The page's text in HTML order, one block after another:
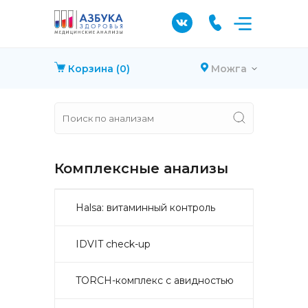
Корзина (0) Можга
Комплексные анализы
Halsa: витаминный контроль
IDVIT check-up
TORCH-комплекс с авидностью